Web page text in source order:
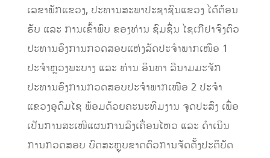
ເລຂາພັກແຂວງ, ປະທານສະພາປະຊາຊົນແຂວງ ໄດ້ຕ້ອນ
ຮັບ ແລະ ການເຂົ້າພົບ ຂອງທ່ານ ຊົມຊື່ນ ໄຊເກີຢາຈົງຕົວ
ປະທານອົງການກວດສອບແຫ່ງລັດປະຈຳພາກເໜືອ 1
ປະຈຳຫຼວງພະບາງ ແລະ ທ່ານ ອິນທາ ລີນາມມະຈັກ
ປະທານອົງການກວດສອບປະຈຳພາກເໜືອ 2 ປະຈຳ
ແຂວງອຸດົມໄຊ ພ້ອມດ້ວຍຄະນະທີມງານ ຈຸດປະສົງ ເພື່ອ
ເປັນການສະເໜີແຜນການລົງເຄື່ອນໄຫວ ແລະ ດໍາເນີນ
ການກວດສອບ ບົດສະຫຼຸບຂາດຕົວການຈັດຕັ້ງປະຕິບັດ